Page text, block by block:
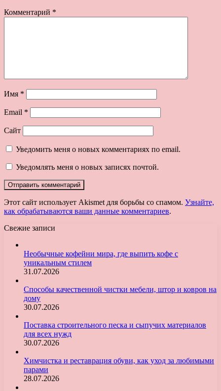
Комментарий *
Имя *
Email *
Сайт
Уведомить меня о новых комментариях по email.
Уведомлять меня о новых записях почтой.
Этот сайт использует Akismet для борьбы со спамом. Узнайте,
как обрабатываются ваши данные комментариев.
Свежие записи
Необычные кофейни мира, где выпить кофе с
уникальным стилем
31.07.2026
Способы качественной чистки мебели, штор и ковров на
дому
30.07.2026
Поставка строительного песка и сыпучих материалов
для всех нужд
30.07.2026
Химчистка и реставрация обуви, как уход за любимыми
парами
28.07.2026